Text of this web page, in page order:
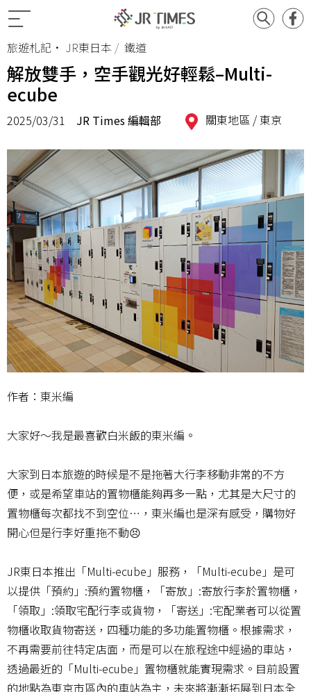
旅遊札記 • JR東日本 鐵道
解放雙手，空手觀光好輕鬆–Multi-
ecube
2025/03/31 JR Times 編輯部 關東地區 /東京
作者：東米編
大家好～我是最喜歡白米飯的東米編。
大家到日本旅遊的時候是不是拖著大行李移動非常的不方
便，或是希望車站的置物櫃能夠再多一點，尤其是大尺寸的
置物櫃每次都找不到空位…，東米編也是深有感受，購物好
開心但是行李好重拖不動😣
JR東日本推出「Multi-ecube」服務，「Multi-ecube」是可
以提供「預約」:預約置物櫃，「寄放」:寄放行李於置物櫃，
「領取」:領取宅配行李或貨物，「寄送」:宅配業者可以從置
物櫃收取貨物寄送，四種功能的多功能置物櫃。根據需求，
不再需要前往特定店面，而是可以在旅程途中經過的車站，
透過最近的「Multi-ecube」置物櫃就能實現需求。目前設置
的地點為東京市區內的車站為主，未來將漸漸拓展到日本全